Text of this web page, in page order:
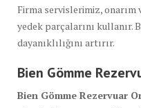
Firma servislerimiz, onarım
yedek parçalarını kullanır.
dayanıklılığını artırır.
Bien Gömme
Bien Gömme Rezervuar